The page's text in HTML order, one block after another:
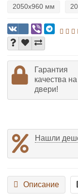
2050х960 мм
Гарантия
качества
двери!
Нашли
Описание